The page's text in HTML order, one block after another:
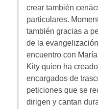
crear también
particulares.
también gracias a
de la
encuentro con
Kity quien ha
encargados de
peticiones que se
dirigen y cantan